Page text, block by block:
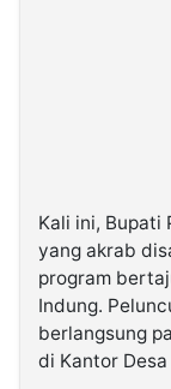
Kali ini, Bupati
yang akrab
program
Indung.
berlangsung
di Kantor